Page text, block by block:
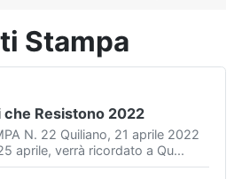
Stampa
Resistono 2022
N. 22 Quiliano, 21 aprile 2022
aprile, verrà ricordato a Qu...